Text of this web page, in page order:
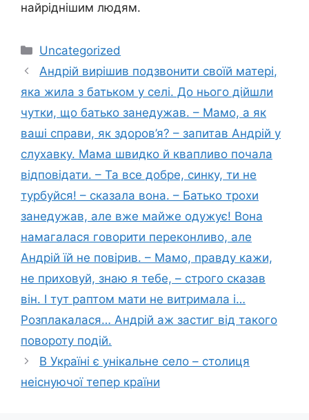
найріднішим людям.
Категорії
Uncategorized
Андрій вирішив подзвонити своїй матері,
яка жила з батьком у селі. До нього дійшли
чутки, що батько занедужав. – Мамо, а як
ваші справи, як здоров’я? – запитав Андрій у
слухавку. Мама швидко й квапливо почала
відповідати. – Та все добре, синку, ти не
турбуйся! – сказала вона. – Батько трохи
занедужав, але вже майже одужує! Вона
намагалася говорити переконливо, але
Андрій їй не повірив. – Мамо, правду кажи,
не приховуй, знаю я тебе, – строго сказав
він. І тут раптом мати не витримала і…
Розплакалася… Андрій аж застиг від такого
повороту подій.
В Україні є унікальне село – столиця
неіснуючої тепер країни